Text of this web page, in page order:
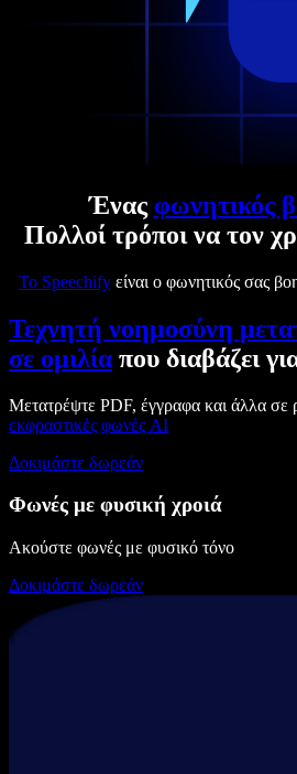
Ένας φωνητικός
Πολλοί τρόποι να τον
Το Speechifyείναι ο φωνητικός σας
Τεχνητή νοημοσύνη
σε ομιλία που διαβάζει
Μετατρέψτε PDF, έγγραφα και άλλα σε
εκφραστικές φωνές AI
Δοκιμάστε δωρεάν
Φωνές με φυσική χροιά
Ακούστε φωνές με φυσικό τόνο
Δοκιμάστε δωρεάν